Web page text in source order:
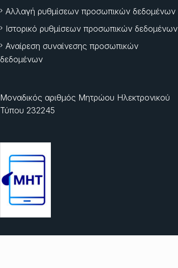
Αλλαγή ρυθμίσεων προσωπικών δεδομένων
Ιστορικό ρυθμίσεων προσωπικών δεδομένων
Αναίρεση συναίνεσης προσωπικών
δεδομένων
Μοναδικός αριθμός Μητρώου Ηλεκτρονικού
Τύπου 232245